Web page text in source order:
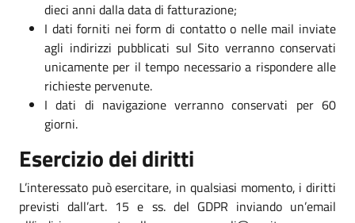
dieci anni dalla data di fatturazione;
I dati forniti nei form di contatto o nelle mail inviate
agli indirizzi pubblicati sul Sito verranno conservati
unicamente per il tempo necessario a rispondere alle
richieste pervenute.
I dati di navigazione verranno conservati per 60
giorni.
Esercizio dei diritti
L’interessato può esercitare, in qualsiasi momento, i diritti
previsti dall’art. 15 e ss. del GDPR inviando un’email